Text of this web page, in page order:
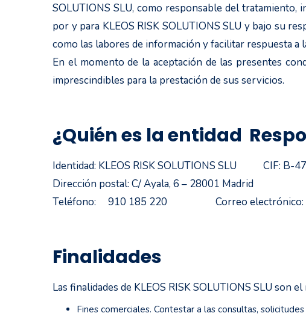
SOLUTIONS SLU, como responsable del
por y para KLEOS RISK SOLUTIONS SLU y bajo su
como las labores de información y facilitar respuesta
En el momento de la aceptación de las presentes
imprescindibles para la prestación de sus servicios.
¿Quién es la entidad
Identidad: KLEOS RISK SOLUTIONS SLU CIF: B-
Dirección postal: C/ Ayala, 6 – 28001 Madrid
Teléfono: 910 185 220 Correo electrónico:
Finalidades
Las finalidades de KLEOS RISK SOLUTIONS SLU
Fines comerciales. Contestar a las consultas,